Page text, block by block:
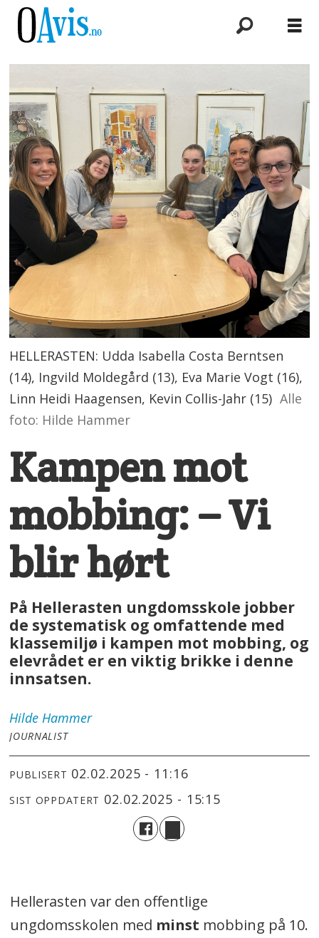
HELLERASTEN: Udda Isabella Costa Berntsen
(14), Ingvild Moldegård (13), Eva Marie Vogt (16),
Linn Heidi Haagensen, Kevin Collis-Jahr (15) Alle
foto: Hilde Hammer
Kampen mot
mobbing: – Vi
blir hørt
På Hellerasten ungdomsskole jobber
de systematisk og omfattende med
klassemiljø i kampen mot mobbing, og
elevrådet er en viktig brikke i denne
innsatsen.
Hilde Hammer
JOURNALIST
PUBLISERT 02.02.2025 - 11:16
SIST OPPDATERT 02.02.2025 - 15:15
Hellerasten var den offentlige
ungdomsskolen med minst mobbing på 10.